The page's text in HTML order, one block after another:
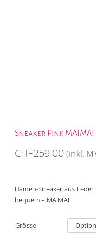
Sneaker Pink MAIMAI
CHF259.00 (inkl.
Damen-Sneaker aus
bequem – MAIMAI
Grösse